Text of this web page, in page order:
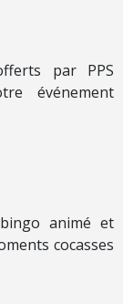
par PPS
événement
animé et
cocasses